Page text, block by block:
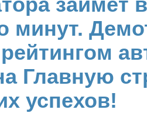
займет
минут.
Главную
успехов!